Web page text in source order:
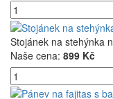
Stojánek na stehýnka
Naše cena: 899 Kč